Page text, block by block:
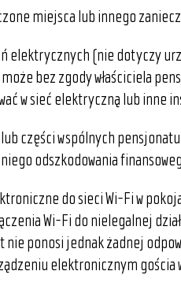
miejsca lub innego
elektrycznych (nie dotyczy
bez zgody właściciela
w sieć elektryczną lub inne
części wspólnych
odszkodowania
do sieci Wi-Fi w
Wi-Fi do nielegalnej
ponosi jednak żadnej
elektronicznym gościa